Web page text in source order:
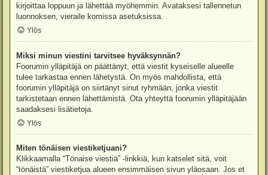
kirjoittaa loppuun ja lähettää myöhemmin. Avataksesi tallennetun
luonnoksen, vieraile komissa asetuksissa.
Ylös
Miksi minun viestini tarvitsee hyväksynnän?
Foorumin ylläpitäjä on päättänyt, että viestit kyseiselle alueelle
tulee tarkastaa ennen lähetystä. On myös mahdollista, että
foorumin ylläpitäjä on siirtänyt sinut ryhmään, jonka viestit
tarkistetaan ennen lähettämistä. Ota yhteyttä foorumin ylläpitäjään
saadaksesi lisätietoja.
Ylös
Miten tönäisen viestiketjuani?
Klikkaamalla “Tönaise viestiä” -linkkiä, kun katselet sitä, voit
“tönäistä” viestiketjua alueen ensimmäisen sivun yläosaan. Jos et